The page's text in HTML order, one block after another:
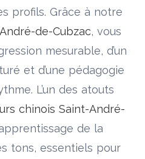
profils. Grâce à notre
de-Cubzac, vous
mesurable, d’un
et d’une pédagogie
L’un des atouts
chinois Saint-André-
de la
tons, essentiels pour